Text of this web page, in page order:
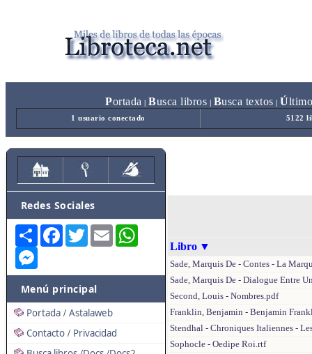
Portada Busca libros Busca textos Ú
1 usuario conectado 5122
Redes Sociales
Share FacebookTwitterEmail
Menú principal
Portada / Astalaweb
Contacto / Privacidad
Libro ▼
Sade, Marquis De - Contes - La
Sade, Marquis De - Dialogue Entre
Second, Louis - Nombres.pdf
Franklin, Benjamin - Benjamin
Stendhal - Chroniques Italiennes -
Sophocle - Oedipe Roi.rtf